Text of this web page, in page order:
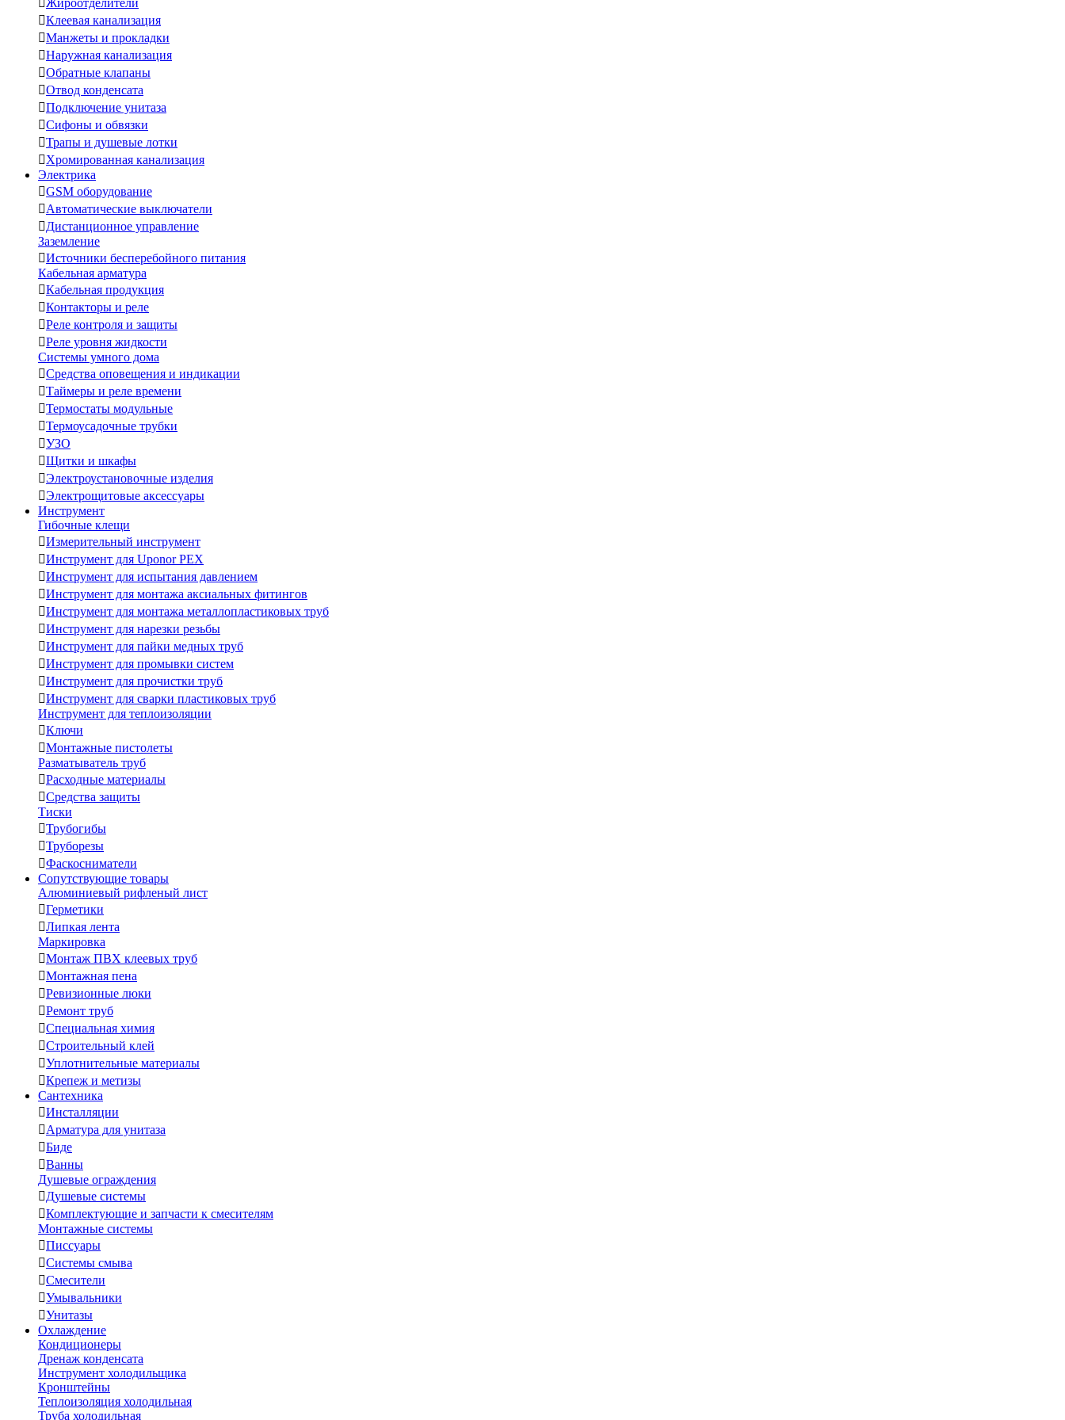
Жироотделители
Клеевая канализация
Манжеты и прокладки
Наружная канализация
Обратные клапаны
Отвод конденсата
Подключение унитаза
Сифоны и обвязки
Трапы и душевые лотки
Хромированная канализация
Электрика
GSM оборудование
Автоматические выключатели
Дистанционное управление
Заземление
Источники бесперебойного питания
Кабельная арматура
Кабельная продукция
Контакторы и реле
Реле контроля и защиты
Реле уровня жидкости
Системы умного дома
Средства оповещения и индикации
Таймеры и реле времени
Термостаты модульные
Термоусадочные трубки
УЗО
Щитки и шкафы
Электроустановочные изделия
Электрощитовые аксессуары
Инструмент
Гибочные клещи
Измерительный инструмент
Инструмент для Uponor PEX
Инструмент для испытания давлением
Инструмент для монтажа аксиальных фитингов
Инструмент для монтажа металлопластиковых труб
Инструмент для нарезки резьбы
Инструмент для пайки медных труб
Инструмент для промывки систем
Инструмент для прочистки труб
Инструмент для сварки пластиковых труб
Инструмент для теплоизоляции
Ключи
Монтажные пистолеты
Разматыватель труб
Расходные материалы
Средства защиты
Тиски
Трубогибы
Труборезы
Фаскосниматели
Сопутствующие товары
Алюминиевый рифленый лист
Герметики
Липкая лента
Маркировка
Монтаж ПВХ клеевых труб
Монтажная пена
Ревизионные люки
Ремонт труб
Специальная химия
Строительный клей
Уплотнительные материалы
Крепеж и метизы
Сантехника
Инсталляции
Арматура для унитаза
Биде
Ванны
Душевые ограждения
Душевые системы
Комплектующие и запчасти к смесителям
Монтажные системы
Писсуары
Системы смыва
Смесители
Умывальники
Унитазы
Охлаждение
Кондиционеры
Дренаж конденсата
Инструмент холодильщика
Кронштейны
Теплоизоляция холодильная
Труба холодильная